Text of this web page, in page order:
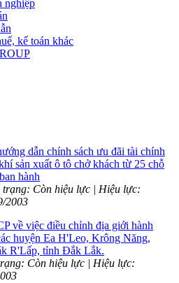
nghiệp
kế toán khác
dẫn chính sách ưu đãi tài chính
sản xuất ô tô chở khách từ 25 chỗ
hành
Còn hiệu lực | Hiệu lực:
2003
về việc điều chỉnh địa giới hành
huyện Ea H'Leo, Krông Năng,
R'Lấp, tỉnh Đắk Lắk.
Còn hiệu lực | Hiệu lực: